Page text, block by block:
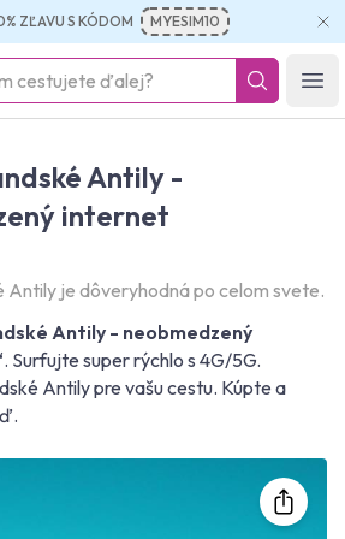
ZĽAVU S KÓDOM MYESIM10
Antily -
internet
Antily je dôveryhodná po celom svete.
Antily - neobmedzený
. Surfujte super rýchlo s 4G/5G.
Antily pre vašu cestu. Kúpte a